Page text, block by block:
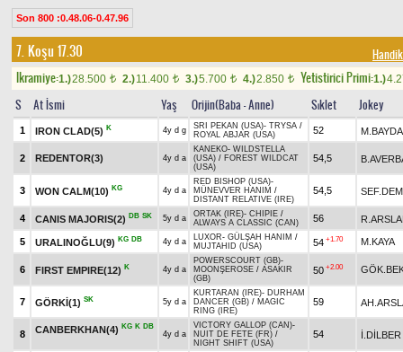
Son 800 :0.48.06-0.47.96
7. Koşu 17.30
Ikramiye:1.)28.500 t 2.)11.400 t 3.)5.700 t 4.)2.850 t Yetistirici Primi:1.)
S At İsmi Yaş Orijin(Baba - Anne) Sıklet Jokey
1 IRON CLAD(5) K 4y d g SRI PEKAN (USA)- TRYSA /
ROYAL ABJAR (USA)
52
2 REDENTOR(3) 4y d a
KANEKO- WILDSTELLA
(USA) / FOREST WILDCAT
(USA)
54,5
3 WON CALM(10) KG 4y d a
RED BISHOP (USA)-
MÜNEVVER HANIM /
DISTANT RELATIVE (IRE)
54,5
4 CANIS MAJORIS(2) DB SK 5y d a ORTAK (IRE)- CHIPIE /
ALWAYS A CLASSIC (CAN)
56
5 URALINOĞLU(9) KG DB 4y d a LUXOR- GÜLŞAH HANIM /
MUJTAHID (USA)
54 +1.70 M.KAYA
6 FIRST EMPIRE(12) K 4y d a
POWERSCOURT (GB)-
MOONŞEROSE / ASAKIR
(GB)
50 +2.00
7 GÖRKİ(1) SK 5y d a
KURTARAN (IRE)- DURHAM
DANCER (GB) / MAGIC
RING (IRE)
59
8 CANBERKHAN(4) KG K DB
4y d a
VICTORY GALLOP (CAN)-
NUIT DE FETE (FR) /
NIGHT SHIFT (USA)
54 İ.DİLBER